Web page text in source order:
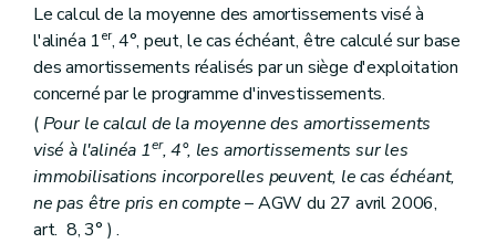
Le calcul de la moyenne des amortissements visé à
l'alinéa 1er, 4°, peut, le cas échéant, être calculé sur base
des amortissements réalisés par un siège d'exploitation
concerné par le programme d'investissements.
(Pour le calcul de la moyenne des amortissements
visé à l'alinéa 1er, 4°, les amortissements sur les
immobilisations incorporelles peuvent, le cas échéant,
ne pas être pris en compte– AGW du 27 avril 2006,
art. 8, 3° ) .